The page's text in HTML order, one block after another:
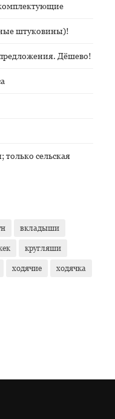
штуковины)!
Дёшево!
только сельская
вкладыши
кругляши
ходячие ходячка